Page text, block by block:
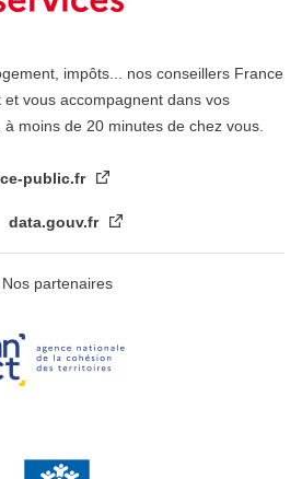
impôts... nos conseillers France
vous accompagnent dans vos
moins de 20 minutes de chez vous.
public.fr
data.gouv.fr
Nos partenaires